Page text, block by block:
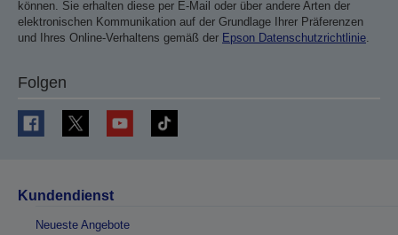
können. Sie erhalten diese per E-Mail oder über andere Arten der
elektronischen Kommunikation auf der Grundlage Ihrer Präferenzen
und Ihres Online-Verhaltens gemäß der Epson Datenschutzrichtlinie.
Folgen
Kundendienst
Neueste Angebote